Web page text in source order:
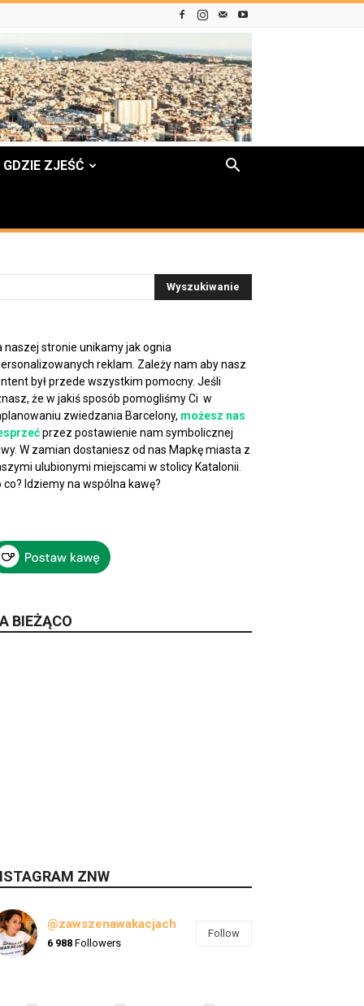
GDZIE ZJEŚĆ
naszej stronie unikamy jak ognia
reklam. Zależy nam aby nasz
był przede wszystkim pomocny. Jeśli
że w jakiś sposób pomogliśmy Ci w
zwiedzania Barcelony, możesz nas
przez postawienie nam symbolicznej
W zamian dostaniesz od nas Mapkę miasta z
ulubionymi miejscami w stolicy Katalonii.
co? Idziemy na wspólna kawę?
BIEŻĄCO
ZNW
@zawszenawakacjach
6 988 Followers
Follow